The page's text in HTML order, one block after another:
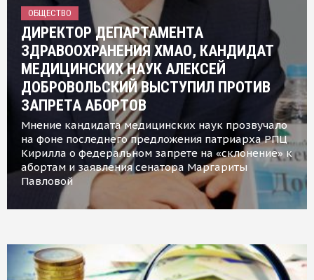
ОБЩЕСТВО
ДИРЕКТОР ДЕПАРТАМЕНТА
ЗДРАВООХРАНЕНИЯ ХМАО, КАНДИДАТ
МЕДИЦИНСКИХ НАУК АЛЕКСЕЙ
ДОБРОВОЛЬСКИЙ ВЫСТУПИЛ ПРОТИВ
ЗАПРЕТА АБОРТОВ
Мнение кандидата медицинских наук прозвучало
на фоне последнего предложения патриарха РПЦ
Кирилла о федеральном запрете на «склонение» к
абортам и заявления сенатора Маргариты
Павловой